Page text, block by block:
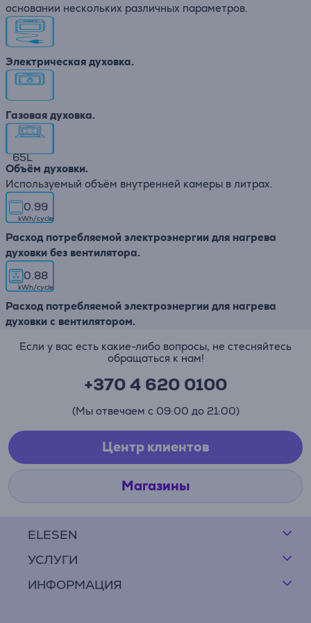
основании нескольких различных параметров.
Электрическая духовка.
Газовая духовка.
65L
Объём духовки.
Используемый объём внутренней камеры в литрах.
0.99
kWh/cycle
Расход потребляемой электроэнергии для нагрева
духовки без вентилятора.
0.88
kWh/cycle
Расход потребляемой электроэнергии для нагрева
духовки с вентилятором.
ELESEN
УСЛУГИ
ИНФОРМАЦИЯ
Если у вас есть какие-либо вопросы, не стесняйтесь
обращаться к нам!
+370 4 620 0100
(Мы отвечаем с 09:00 до 21:00)
Центр клиентов
Магазины